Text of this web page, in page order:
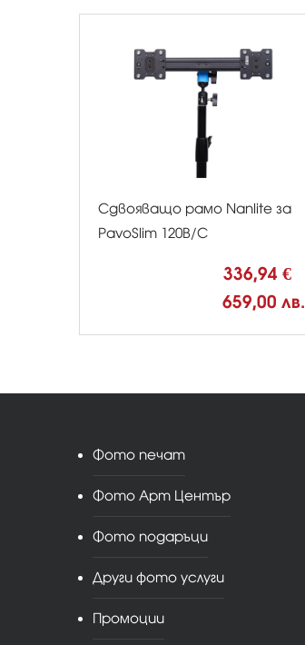
Сдвояващо рамо Nanlite за
PavoSlim 120B/C
336,94 €
659,00 лв.
Фото печат
Фото Арт Център
Фото подаръци
Други фото услуги
Промоции